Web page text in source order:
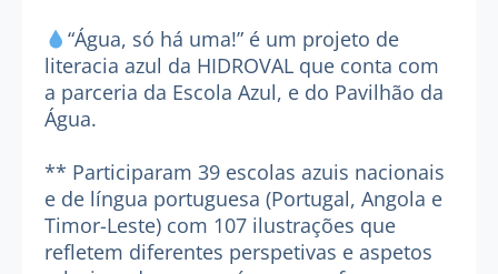
“Água, só há uma!” é um projeto de
literacia azul da HIDROVAL que conta com
a parceria da Escola Azul, e do Pavilhão da
Água.
** Participaram 39 escolas azuis nacionais
e de língua portuguesa (Portugal, Angola e
Timor-Leste) com 107 ilustrações que
refletem diferentes perspetivas e aspetos